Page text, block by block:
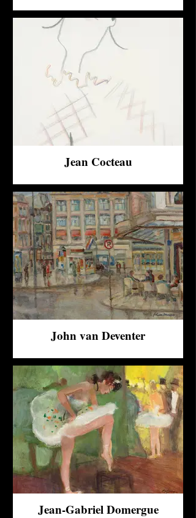
Jean Cocteau
John van Deventer
Jean-Gabriel Domergue